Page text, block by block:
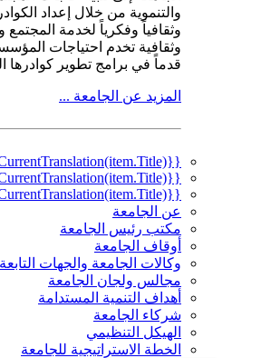
والتنموية من خلال إعداد
وثقافياً وفكرياً لخدمة المجتمع
وثقافية تخدم احتياجات
قدماً في برامج تطوير كوادرها
المزيد عن الجامعة ...
{{mmc.getCurrentTranslation(item.Title)}}
{{mmc.getCurrentTranslation(item.Title)}}
{{mmc.getCurrentTranslation(item.Title)}}
عن الجامعة
مكتب رئيس الجامعة
أوقاف الجامعة
وكالات الجامعة والجهات التابعة
مجالس ولجان الجامعة
أهداف التنمية المستدامة
شركاء الجامعة
الهيكل التنظيمي
الخطة الاستراتيجية للجامعة